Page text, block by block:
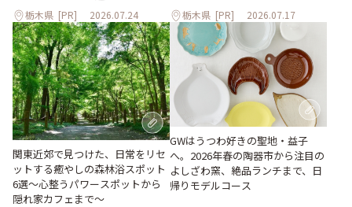
栃木県 [PR] 2026.07.24 栃木県 [PR] 2026.07.17
関東近郊で見つけた、日常をリセ
ットする癒やしの森林浴スポット
6選～心整うパワースポットから
隠れ家カフェまで～
GWはうつわ好きの聖地・益子
へ。2026年春の陶器市から注目の
よしざわ窯、絶品ランチまで、日
帰りモデルコース